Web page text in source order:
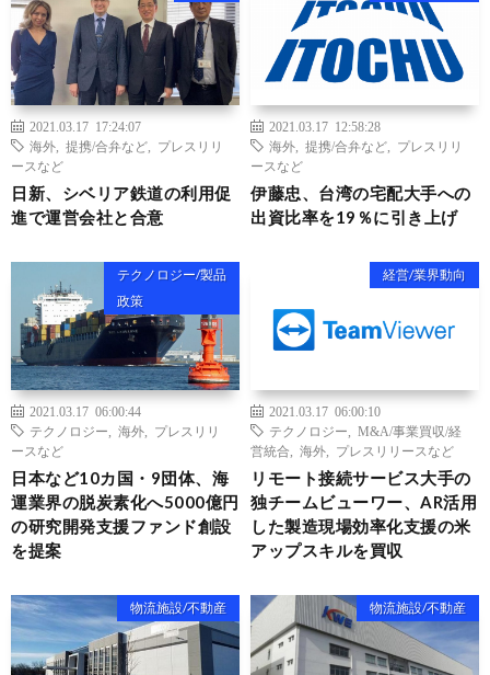
2021.03.17 17:24:07
海外
提携/合弁など
プレスリリ
ースなど
日新、シベリア鉄道の利用促
進で運営会社と合意
2021.03.17 12:58:28
海外
提携/合弁など
プレスリリ
ースなど
伊藤忠、台湾の宅配大手への
出資比率を19％に引き上げ
テクノロジー/製品
政策
2021.03.17 06:00:44
テクノロジー
海外
プレスリリ
ースなど
日本など10カ国・9団体、海
運業界の脱炭素化へ5000億円
の研究開発支援ファンド創設
を提案
経営/業界動向
2021.03.17 06:00:10
テクノロジー
M&A/事業買収/経
営統合
海外 プレスリリースなど
リモート接続サービス大手の
独チームビューワー、AR活用
した製造現場効率化支援の米
アップスキルを買収
物流施設/不動産 物流施設/不動産